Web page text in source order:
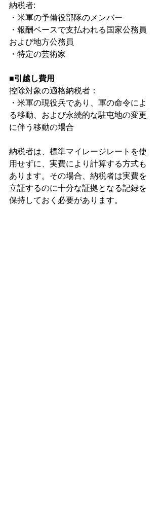
納税者:
・米軍の予備役部隊のメンバー
・報酬ベースで支払われる国家公務員
および地方公務員
・特定の芸術家
■引越し費用
控除対象の適格納税者：
・米軍の現役兵であり、軍の命令によ
る移動、および永続的な駐屯地の変更
に伴う移動の場合
納税者は、標準マイレージレートを使
用せずに、実費により計算する方式も
あります。その場合、納税者は実費を
立証するのに十分な証拠となる記録を
保持しておく必要があります。